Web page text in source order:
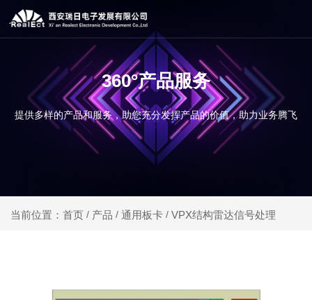
360°产品服务
提供多样的产品和服务，助您充分发挥产品的价值，助力业务腾飞
当前位置：首页 / 产品 / 通用板卡 / VPX结构雷达信号处理